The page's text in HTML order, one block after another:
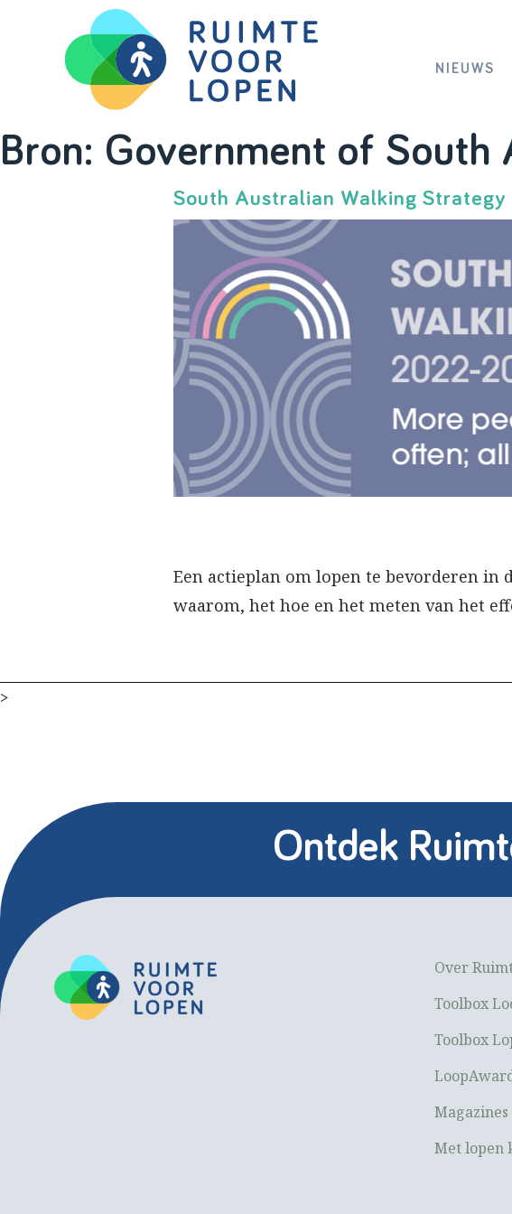
Skip
to
NIEUWS
Bron: Government of South
South Australian Walking Strategy
Een actieplan om lopen te bevorderen
waarom, het hoe en het meten van het
>
Ontdek
Over
Toolbox
Toolbox
Magazines
Met lopen